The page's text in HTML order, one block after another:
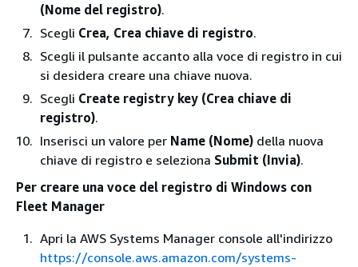
(Nome del registro).
Scegli Crea, Crea chiave di registro.
Scegli il pulsante accanto alla voce di registro in cui
si desidera creare una chiave nuova.
Scegli Create registry key (Crea chiave di
registro).
Inserisci un valore per Name (Nome) della nuova
chiave di registro e seleziona Submit (Invia).
Per creare una voce del registro di Windows con
Fleet Manager
Apri la AWS Systems Manager console all'indirizzo
https://console.aws.amazon.com/systems-